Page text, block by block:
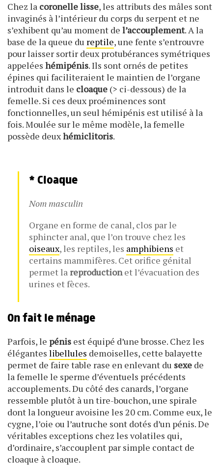
Chez la coronelle lisse, les attributs des mâles sont
invaginés à l’intérieur du corps du serpent et ne
s’exhibent qu’au moment de l’accouplement. A la
base de la queue du reptile, une fente s’entrouvre
pour laisser sortir deux protubérances symétriques
appelées hémipénis. Ils sont ornés de petites
épines qui faciliteraient le maintien de l’organe
introduit dans le cloaque (> ci-dessous) de la
femelle. Si ces deux proéminences sont
fonctionnelles, un seul hémipénis est utilisé à la
fois. Moulée sur le même modèle, la femelle
possède deuxhémiclitoris.
* Cloaque
Nom masculin
Organe en forme de canal, clos par le
sphincter anal, que l’on trouve chez les
oiseaux, les reptiles, les amphibiens et
certains mammifères. Cet orifice génital
permet lareproductionet l’évacuation des
urines et fèces.
On fait le ménage
Parfois, le pénis est équipé d’une brosse. Chez les
élégantes libellules demoiselles, cette balayette
permet de faire table rase en enlevant du sexe de
la femelle le sperme d’éventuels précédents
accouplements. Du côté des canards, l’organe
ressemble plutôt à un tire-bouchon, une spirale
dont la longueur avoisine les 20 cm. Comme eux, le
cygne, l’oie ou l’autruche sont dotés d’un pénis. De
véritables exceptions chez les volatiles qui,
d’ordinaire, s’accouplent par simple contact de
cloaque à cloaque.